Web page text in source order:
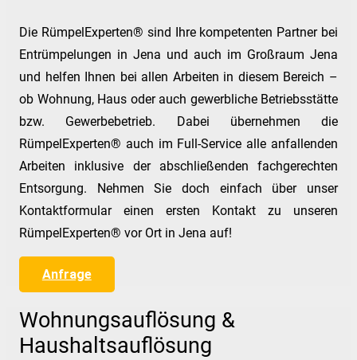
Die RümpelExperten® sind Ihre kompetenten Partner bei
Entrümpelungen in Jena und auch im Großraum Jena
und helfen Ihnen bei allen Arbeiten in diesem Bereich –
ob Wohnung, Haus oder auch gewerbliche Betriebsstätte
bzw. Gewerbebetrieb. Dabei übernehmen die
RümpelExperten® auch im Full-Service alle anfallenden
Arbeiten inklusive der abschließenden fachgerechten
Entsorgung. Nehmen Sie doch einfach über unser
Kontaktformular einen ersten Kontakt zu unseren
RümpelExperten® vor Ort in Jena auf!
Anfrage
Wohnungsauflösung &
Haushaltsauflösung